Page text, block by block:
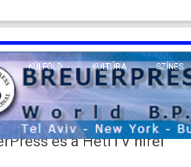
KÜLFÖLD
EURÓPA
KÖZEL-KELET
KULTÚRA SZÍNES
és a HetiTV hírei